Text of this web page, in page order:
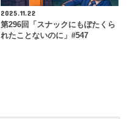
2025.11.22
第296回「スナックにもぼたくら
れたことないのに」#547